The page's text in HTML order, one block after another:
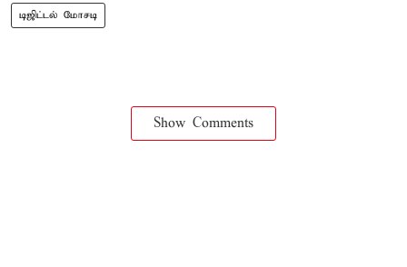
டிஜிட்டல் மோசடி
Show Comments